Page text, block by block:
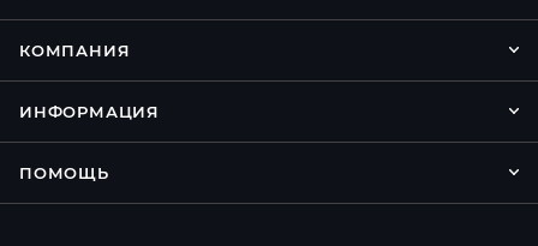
КОМПАНИЯ
ИНФОРМАЦИЯ
ПОМОЩЬ